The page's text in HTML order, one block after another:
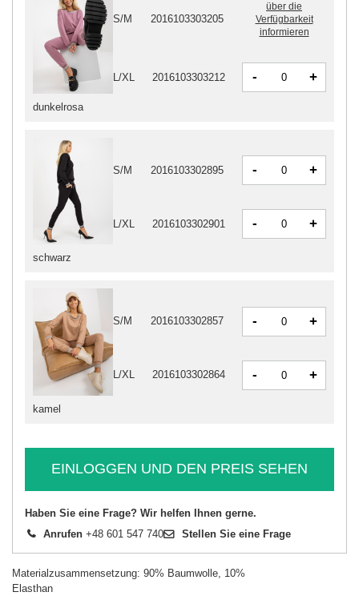
dunkelrosa
S/M 2016103303205
über die
Verfügbarkeit
informieren
L/XL 2016103303212 - +
schwarz
S/M 2016103302895 - +
L/XL 2016103302901 - +
kamel
S/M 2016103302857 - +
L/XL 2016103302864 - +
EINLOGGEN UND DEN PREIS SEHEN
Haben Sie eine Frage? Wir helfen Ihnen gerne.
Anrufen +48 601 547 740 Stellen Sie eine Frage
Materialzusammensetzung: 90% Baumwolle, 10%
Elasthan